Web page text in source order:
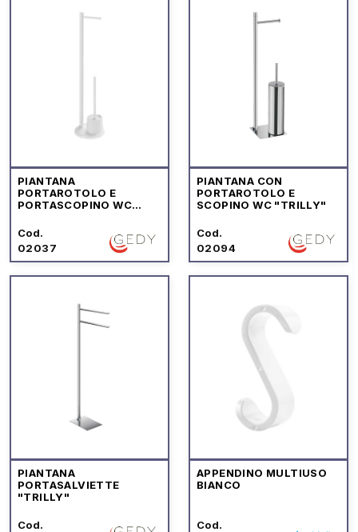
PIANTANA
PORTAROTOLO E
PORTASCOPINO WC
Cod.
02037
PIANTANA CON
PORTAROTOLO E
SCOPINO WC "TRILLY"
Cod.
02094
PIANTANA
PORTASALVIETTE
"TRILLY"
Cod.
APPENDINO MULTIUSO
BIANCO
Cod.